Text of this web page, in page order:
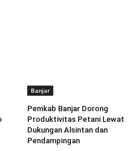
Banjar
Pemkab Banjar Dorong
Produktivitas Petani Lewat
Dukungan Alsintan dan
Pendampingan